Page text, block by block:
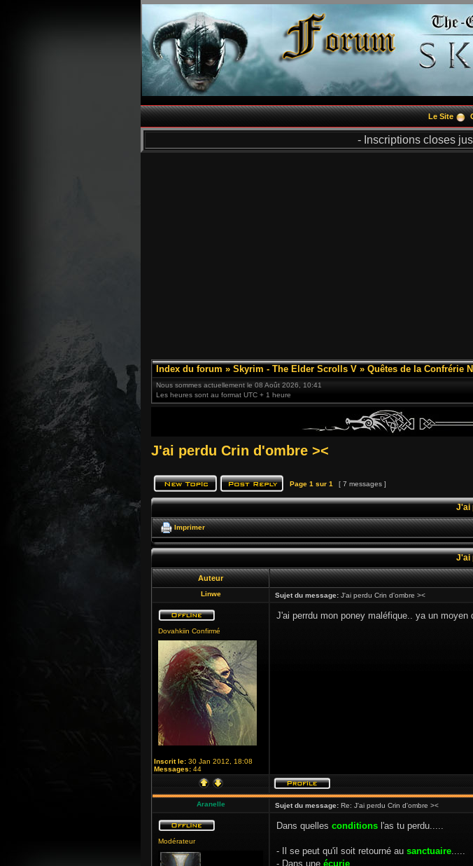
Le Site
- Inscriptions closes
Index du forum » Skyrim - The Elder Scrolls V » Quêtes de la Confrérie
Nous sommes actuellement le 08 Août 2026, 10:41
Les heures sont au format UTC + 1 heure
J'ai perdu Crin d'ombre ><
Page 1 sur 1 [ 7 messages ]
J'ai
Imprimer
J'ai
Auteur
Linwe Sujet du message: J'ai perdu Crin d'ombre ><
Dovahkiin Confirmé
Inscrit le: 30 Jan 2012, 18:08
Messages: 44
J'ai perrdu mon poney maléfique.. ya un
Aranelle Sujet du message: Re: J'ai perdu Crin d'ombre ><
Modérateur
Dans quelles conditions l'as tu perdu.....
- Il se peut qu'il soit retourné au sanctuaire.....
- Dans une écurie